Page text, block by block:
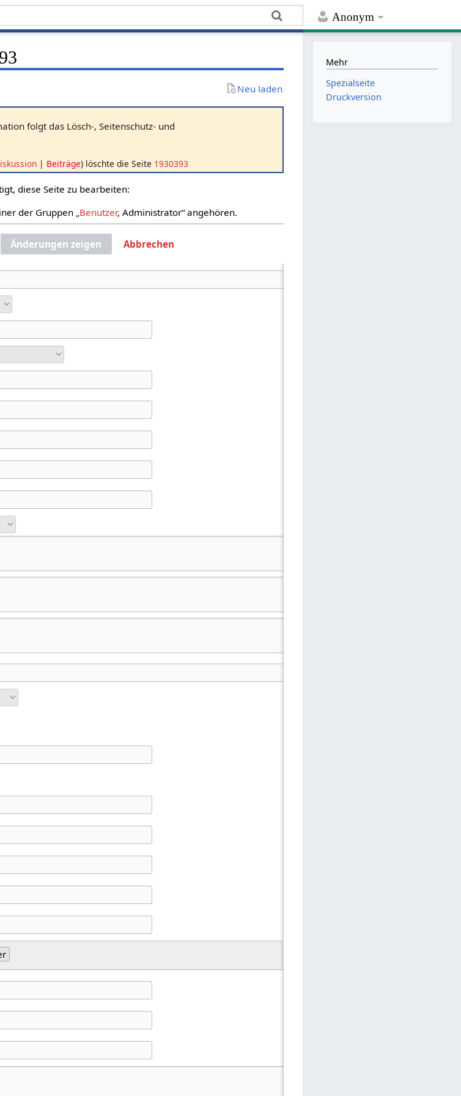
Anonym
Neu laden
folgt das Lösch-, Seitenschutz- und
Beiträge löschte die Seite 1930393
diese Seite zu bearbeiten:
der Gruppen „ Benutzer, Administrator“ angehören.
Änderungen zeigen Abbrechen
Mehr
Spezialseite
Druckversion